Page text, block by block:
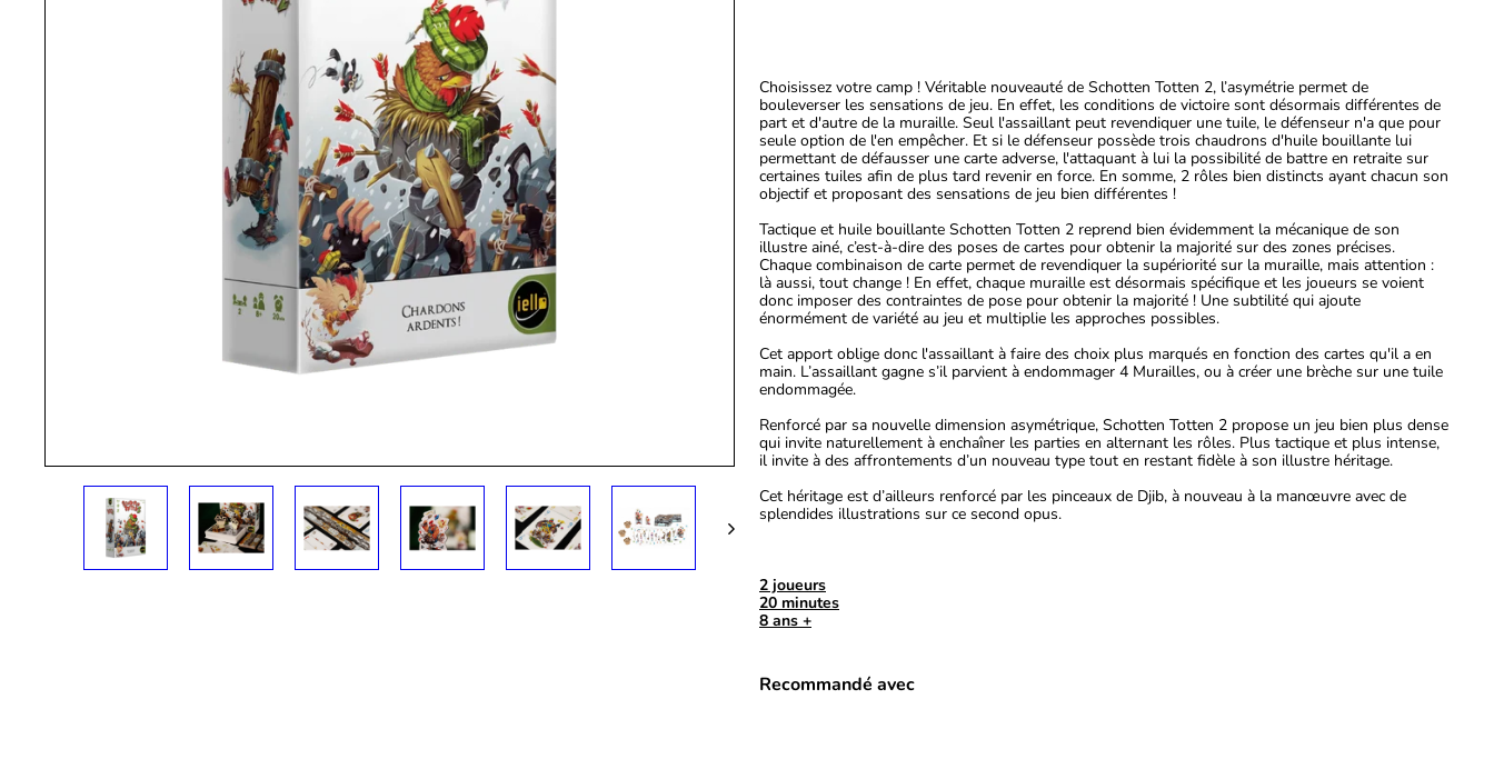
Choisissez votre camp ! Véritable nouveauté de Schotten Totten 2, l’asymétrie permet de
bouleverser les sensations de jeu. En effet, les conditions de victoire sont désormais différentes de
part et d'autre de la muraille. Seul l'assaillant peut revendiquer une tuile, le défenseur n'a que pour
seule option de l'en empêcher. Et si le défenseur possède trois chaudrons d'huile bouillante lui
permettant de défausser une carte adverse, l'attaquant à lui la possibilité de battre en retraite sur
certaines tuiles afin de plus tard revenir en force. En somme, 2 rôles bien distincts ayant chacun son
objectif et proposant des sensations de jeu bien différentes !
Tactique et huile bouillante Schotten Totten 2 reprend bien évidemment la mécanique de son
illustre ainé, c’est-à-dire des poses de cartes pour obtenir la majorité sur des zones précises.
Chaque combinaison de carte permet de revendiquer la supériorité sur la muraille, mais attention :
là aussi, tout change ! En effet, chaque muraille est désormais spécifique et les joueurs se voient
donc imposer des contraintes de pose pour obtenir la majorité ! Une subtilité qui ajoute
énormément de variété au jeu et multiplie les approches possibles.
Cet apport oblige donc l'assaillant à faire des choix plus marqués en fonction des cartes qu'il a en
main. L’assaillant gagne s’il parvient à endommager 4 Murailles, ou à créer une brèche sur une tuile
endommagée.
Renforcé par sa nouvelle dimension asymétrique, Schotten Totten 2 propose un jeu bien plus dense
qui invite naturellement à enchaîner les parties en alternant les rôles. Plus tactique et plus intense,
il invite à des affrontements d’un nouveau type tout en restant fidèle à son illustre héritage.
Cet héritage est d’ailleurs renforcé par les pinceaux de Djib, à nouveau à la manœuvre avec de
splendides illustrations sur ce second opus.
2 joueurs
20 minutes
8 ans +
Recommandé avec